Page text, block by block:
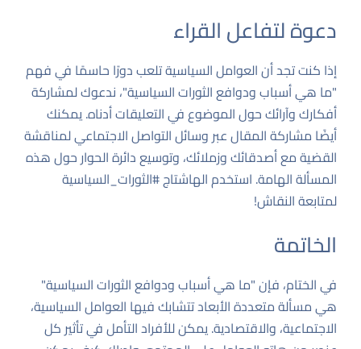
دعوة لتفاعل القراء
إذا كنت تجد أن العوامل السياسية تلعب دورًا حاسمًا في فهم
"ما هي أسباب ودوافع الثورات السياسية"، ندعوك لمشاركة
أفكارك وآرائك حول الموضوع في التعليقات أدناه. يمكنك
أيضًا مشاركة المقال عبر وسائل التواصل الاجتماعي لمناقشة
القضية مع أصدقائك وزملائك، وتوسيع دائرة الحوار حول هذه
المسألة الهامة. استخدم الهاشتاج #الثورات_السياسية
لمتابعة النقاش!
الخاتمة
في الختام، فإن "ما هي أسباب ودوافع الثورات السياسية"
هي مسألة متعددة الأبعاد تتشابك فيها العوامل السياسية،
الاجتماعية، والاقتصادية. يمكن للأفراد التأمل في تأثير كل